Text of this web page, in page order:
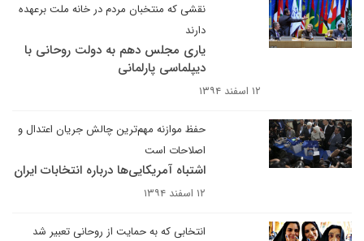
نقشی که منتخبان مردم در خانه ملت برعهده
دارند
یاری مجلس دهم به دولت روحانی با
دیپلماسی پارلمانی
۱۲ اسفند ۱۳۹۴
حفظ موازنه مهم‌ترین چالش جریان اعتدال و
اصلاحات است
اشتباه آمریکایی‌ها درباره انتخابات ایران
۱۲ اسفند ۱۳۹۴
انتخابی که به حمایت از روحانی تعبیر شد